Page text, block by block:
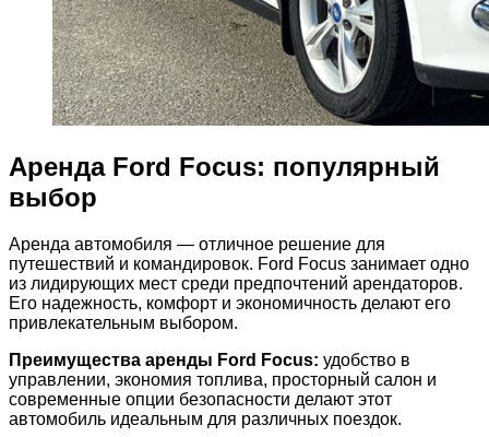
Аренда Ford Focus: популярный
выбор
Аренда автомобиля — отличное решение для
путешествий и командировок. Ford Focus занимает одно
из лидирующих мест среди предпочтений арендаторов.
Его надежность, комфорт и экономичность делают его
привлекательным выбором.
Преимущества аренды Ford Focus: удобство в
управлении, экономия топлива, просторный салон и
современные опции безопасности делают этот
автомобиль идеальным для различных поездок.